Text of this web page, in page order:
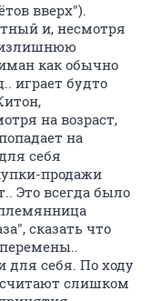
вверх").
и, несмотря
излишнюю
как обычно
играет будто
на возраст,
на
себя
продажи
Это всегда было
сказать что
для себя. По ходу
слишком